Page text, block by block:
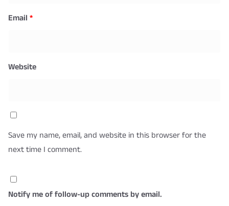
Email *
Website
Save my name, email, and website in this browser for the
next time I comment.
Notify me of follow-up comments by email.